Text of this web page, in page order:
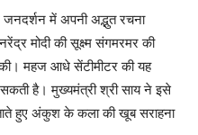
में अपनी अद्भुत रचना
मोदी की सूक्ष्म संगमरमर की
महज आधे सेंटीमीटर की यह
है। मुख्यमंत्री श्री साय ने इसे
हुए अंकुश के कला की खूब सराहना